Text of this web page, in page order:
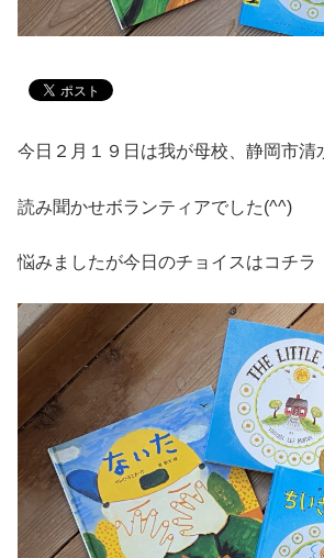
今日２月１９日は我が母校、静岡市清
読み聞かせボランティアでした(^^)
悩みましたが今日のチョイスはコチラ